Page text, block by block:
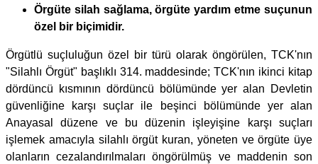
Örgüte silah sağlama, örgüte yardım etme suçunun
özel bir biçimidir.
Örgütlü suçluluğun özel bir türü olarak öngörülen, TCK'nın
"Silahlı Örgüt" başlıklı 314. maddesinde; TCK'nın ikinci kitap
dördüncü kısmının dördüncü bölümünde yer alan Devletin
güvenliğine karşı suçlar ile beşinci bölümünde yer alan
Anayasal düzene ve bu düzenin işleyişine karşı suçları
işlemek amacıyla silahlı örgüt kuran, yöneten ve örgüte üye
olanların cezalandırılmaları öngörülmüş ve maddenin son